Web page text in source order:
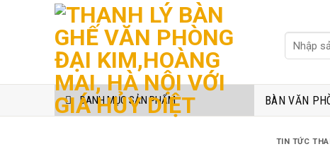
Tìm
kiếm:
DANH MỤC SẢN PHẨM BÀN VĂN
TIN TỨC